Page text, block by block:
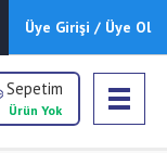
Üye Girişi / Üye Ol
Sepetim
Ürün Yok